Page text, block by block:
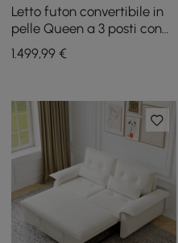
Letto futon convertibile in
pelle Queen a 3 posti con
tavolino laterale
1.499,99 €